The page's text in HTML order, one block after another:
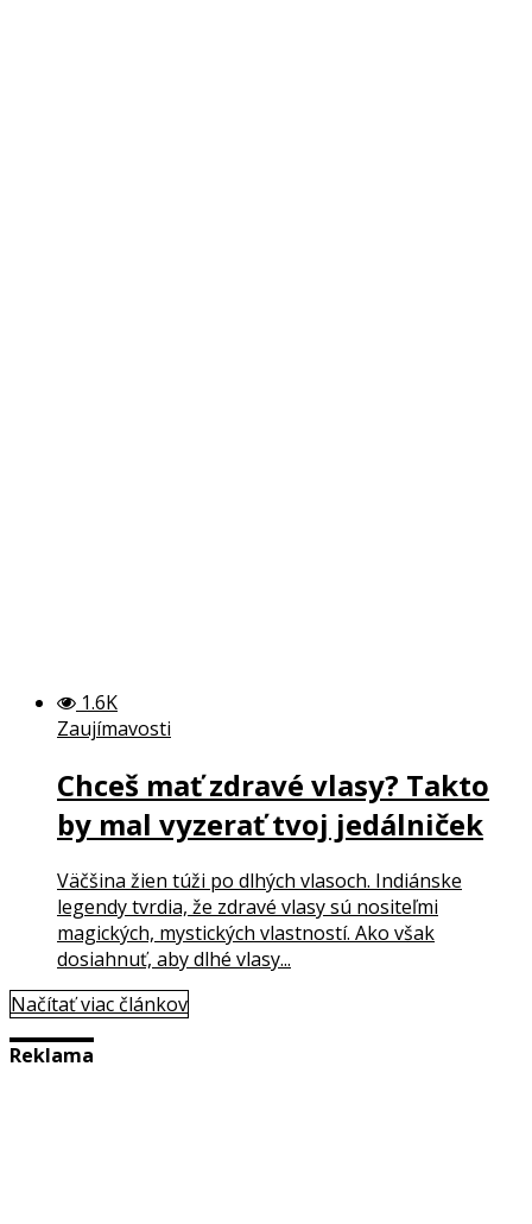
1.6K
Zaujímavosti
Chceš mať zdravé vlasy? Takto
by mal vyzerať tvoj jedálniček
Väčšina žien túži po dlhých vlasoch. Indiánske
legendy tvrdia, že zdravé vlasy sú nositeľmi
magických, mystických vlastností. Ako však
dosiahnuť, aby dlhé vlasy...
Načítať viac článkov
Reklama